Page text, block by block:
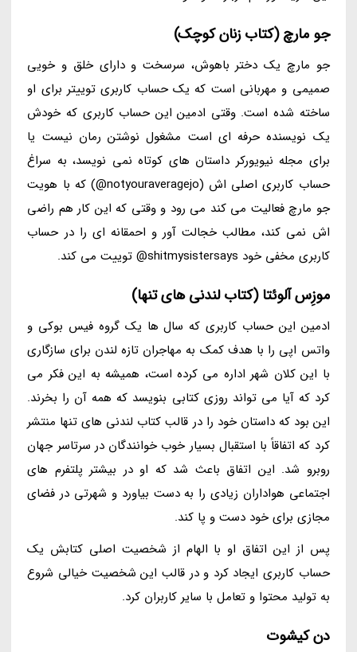
جو مارچ (کتاب زنان کوچک)
جو مارچ یک دختر باهوش، سرسخت و دارای خلق و خویی
صمیمی و مهربانی است که یک حساب کاربری توییتر برای او
ساخته شده است. وقتی ادمین این حساب کاربری که خودش
یک نویسنده حرفه ای است مشغول نوشتن رمان نیست یا
برای مجله نیویورکر داستان های کوتاه نمی نویسد، به سراغ
حساب کاربری اصلی اش (notyouraveragejo@) که با هویت
جو مارچ فعالیت می کند می رود و وقتی که این کار هم راضی
اش نمی کند، مطالب خجالت آور و احمقانه ای را در حساب
کاربری مخفی خود shitmysistersays@ توییت می کند.
موزِس آلوئتا (کتاب لندنی های تنها)
ادمین این حساب کاربری که سال ها یک گروه فیس بوکی و
واتس اپی را با هدف کمک به مهاجران تازه لندن برای سازگاری
با این کلان شهر اداره می کرده است، همیشه به این فکر می
کرد که آیا می تواند روزی کتابی بنویسد که همه آن را بخرند.
این بود که داستان خود را در قالب کتاب لندنی های تنها منتشر
کرد که اتفاقاً با استقبال بسیار خوب خوانندگان در سرتاسر جهان
روبرو شد. این اتفاق باعث شد که او در بیشتر پلتفرم های
اجتماعی هواداران زیادی را به دست بیاورد و شهرتی در فضای
مجازی برای خود دست و پا کند.
پس از این اتفاق او با الهام از شخصیت اصلی کتابش یک
حساب کاربری ایجاد کرد و در قالب این شخصیت خیالی شروع
به تولید محتوا و تعامل با سایر کاربران کرد.
دن کیشوت